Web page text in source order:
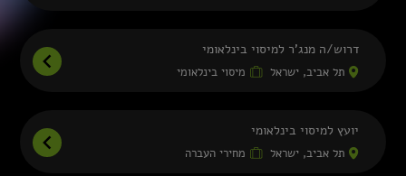
דרוש/ה מנג'ר למיסוי בינלאומי
תל אביב, ישראל מיסוי בינלאומי
יועץ למיסוי בינלאומי
תל אביב, ישראל מחירי העברה